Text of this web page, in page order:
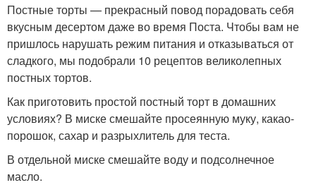
Постные торты — прекрасный повод порадовать себя
вкусным десертом даже во время Поста. Чтобы вам не
пришлось нарушать режим питания и отказываться от
сладкого, мы подобрали 10 рецептов великолепных
постных тортов.
Как приготовить простой постный торт в домашних
условиях? В миске смешайте просеянную муку, какао-
порошок, сахар и разрыхлитель для теста.
В отдельной миске смешайте воду и подсолнечное
масло.